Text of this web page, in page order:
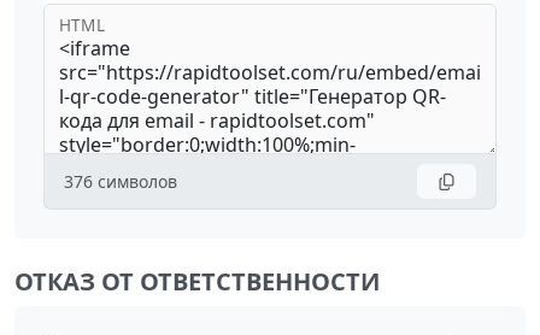
HTML
376 символов
ОТКАЗ ОТ ОТВЕТСТВЕННОСТИ